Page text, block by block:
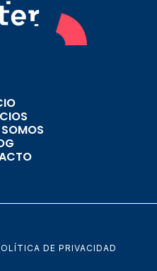
SOMOS
DE PRIVACIDAD